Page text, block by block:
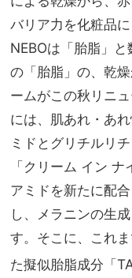
バリア力を化粧品
NEBOは「胎脂」
の「胎脂」の、乾
ームがこの秋リニ
には、肌あれ・あ
ミドとグリチルリ
「クリーム イン
アミドを新たに配
し、メラニンの生
す。そこに、これ
た擬似胎脂成分「